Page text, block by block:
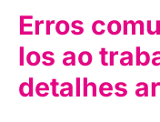
Erros
los ao
detalhes